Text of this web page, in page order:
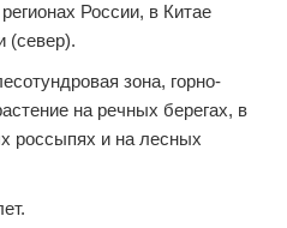
России, в Китае
(север).
зона, горно-
на речных берегах, в
россыпях и на лесных